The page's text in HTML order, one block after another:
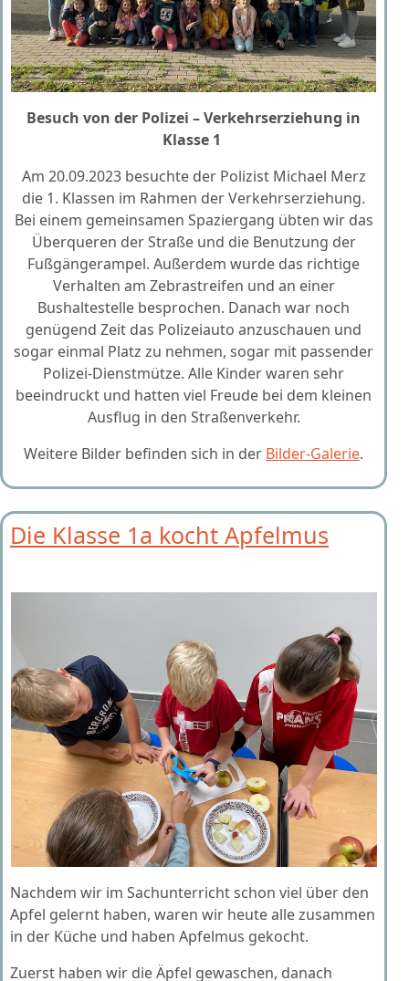
Besuch von der Polizei – Verkehrserziehung in
Klasse 1
Am 20.09.2023 besuchte der Polizist Michael Merz
die 1. Klassen im Rahmen der Verkehrserziehung.
Bei einem gemeinsamen Spaziergang übten wir das
Überqueren der Straße und die Benutzung der
Fußgängerampel. Außerdem wurde das richtige
Verhalten am Zebrastreifen und an einer
Bushaltestelle besprochen. Danach war noch
genügend Zeit das Polizeiauto anzuschauen und
sogar einmal Platz zu nehmen, sogar mit passender
Polizei-Dienstmütze. Alle Kinder waren sehr
beeindruckt und hatten viel Freude bei dem kleinen
Ausflug in den Straßenverkehr.
Weitere Bilder befinden sich in der Bilder-Galerie.
Die Klasse 1a kocht Apfelmus
Nachdem wir im Sachunterricht schon viel über den
Apfel gelernt haben, waren wir heute alle zusammen
in der Küche und haben Apfelmus gekocht.
Zuerst haben wir die Äpfel gewaschen, danach